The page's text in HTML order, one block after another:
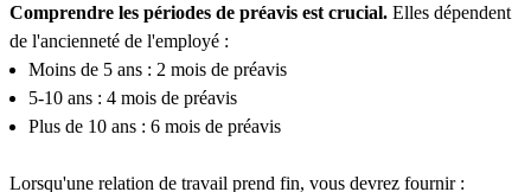
Comprendre les périodes de préavis est crucial. Elles dépendent
de l'ancienneté de l'employé :
Moins de 5 ans : 2 mois de préavis
5-10 ans : 4 mois de préavis
Plus de 10 ans : 6 mois de préavis
Lorsqu'une relation de travail prend fin, vous devrez fournir :